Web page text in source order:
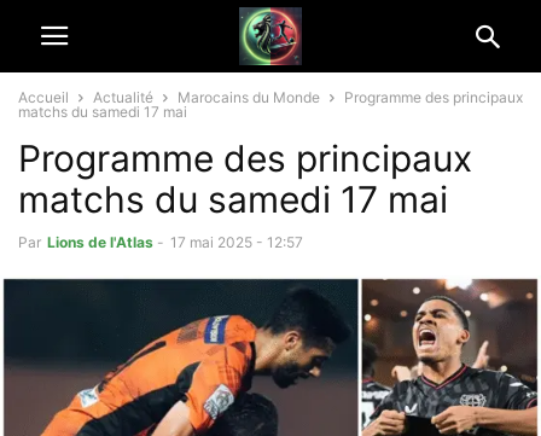
Accueil Actualité Marocains du Monde
Programme des principaux
matchs du samedi 17 mai
Programme des principaux
matchs du samedi 17 mai
Par Lions de l'Atlas - 17 mai 2025 - 12:57